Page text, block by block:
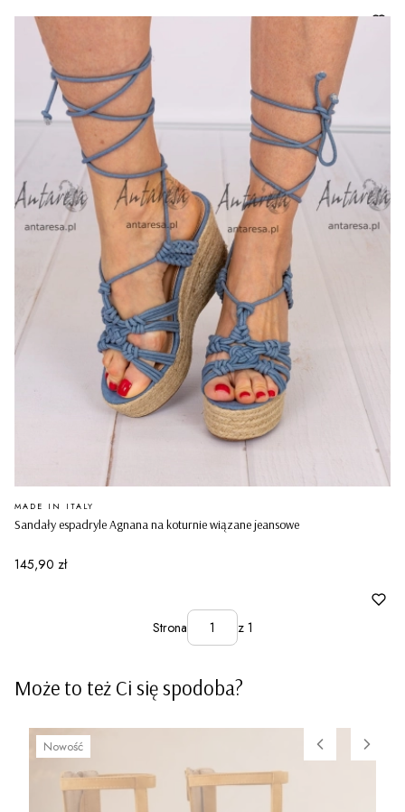
Sandały espadryle Agnana na koturnie wiązane jeansowe
PRODUCENT
MADE IN ITALY
Cena
145,90 zł
Strona z 1
Może to też Ci się spodoba?
Nowość